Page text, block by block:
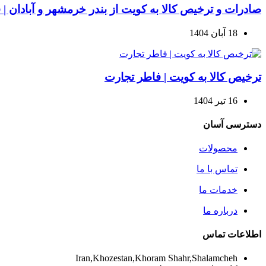
صادرات و ترخیص کالا به کویت از بندر خرمشهر و آبادان
18 آبان 1404
ترخیص کالا به کویت | فاطر تجارت
16 تیر 1404
دسترسی آسان
محصولات
تماس با ما
خدمات ما
درباره ما
اطلاعات تماس
Iran,Khozestan,Khoram Shahr,Shalamcheh